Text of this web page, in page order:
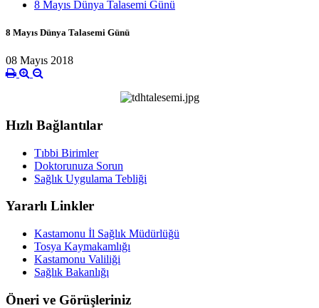
8 Mayıs Dünya Talasemi Günü
8 Mayıs Dünya Talasemi Günü
08 Mayıs 2018
Hızlı Bağlantılar
Tıbbi Birimler
Doktorunuza Sorun
Sağlık Uygulama Tebliği
Yararlı Linkler
Kastamonu İl Sağlık Müdürlüğü
Tosya Kaymakamlığı
Kastamonu Valiliği
Sağlık Bakanlığı
Öneri ve Görüşleriniz